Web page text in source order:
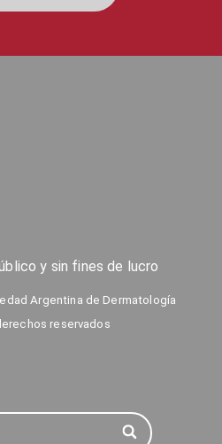
y sin fines de lucro
Argentina de Dermatología
reservados